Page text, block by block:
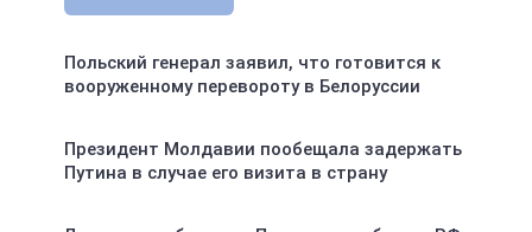
Польский генерал заявил, что готовится к
вооруженному перевороту в Белоруссии
Президент Молдавии пообещала задержать
Путина в случае его визита в страну